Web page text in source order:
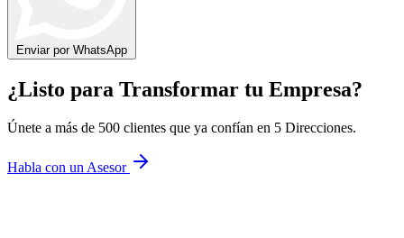
Enviar por WhatsApp
¿Listo para Transformar tu Empresa?
Únete a más de 500 clientes que ya confían en 5 Direcciones.
Habla con un Asesor